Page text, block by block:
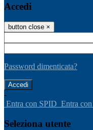
Accedi
button close ×
Password dimenticata?
-
Entra con SPID Entra
Seleziona utente